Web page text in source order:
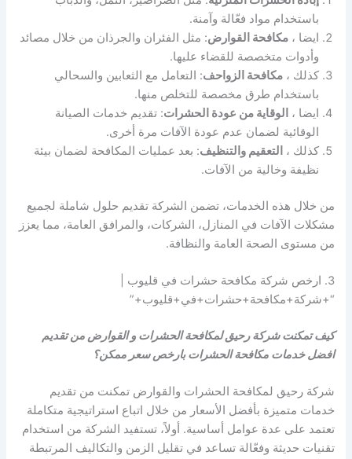
باستخدام مواد فعّالة وآمنة.
ايضا ،مكافحة القوارض: مثل الفئران والجرذان من خلال مصائد
وأدوات متخصصة للقضاء عليها.
كذلك ،مكافحة الزواحف: التعامل مع الثعابين والسحالي
باستخدام طرق مخصصة للتخلص منها.
ايضا ، الوقاية من عودة الحشرات: تقديم خدمات الصيانة
الوقائية لضمان عدم عودة الآفات مرة أخرى.
كذلك ، التعقيم والتنظيف: بعد عمليات المكافحة لضمان بيئة
نظيفة وخالية من الآفات.
من خلال هذه الخدمات، تضمن الشركة تقديم حلول شاملة لجميع
مشكلات الآفات في المنازل، الشركات، والمرافق العامة، مما يعزز
من مستوى الصحة العامة والنظافة.
3. ارخص شركة مكافحة حشرات في قليوب |
“+شركة+مكافحة+حشرات+في+قليوب+”
كيف تمكنت شركة رحيق لمكافحة الحشرات و القوارض من تقديم
افضل خدمات مكافحة الحشرات بارخص سعر ممكن؟
شركة رحيق لمكافحة الحشرات والقوارض تمكنت من تقديم
خدمات متميزة بأفضل الأسعار من خلال اتباع استراتيجية متكاملة
تعتمد على عدة عوامل أساسية. أولاً، تستفيد الشركة من استخدام
تقنيات حديثة وفعّالة تساعد في تقليل الزمن والتكاليف المرتبطة